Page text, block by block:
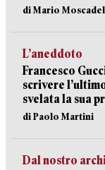
di Mario
L’aneddoto
Francesco
scrivere
svelata la sua
di Paolo Martini
Dal nostro